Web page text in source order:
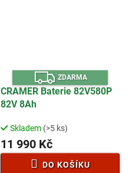
Z
D
A
ZDARMA
CRAMER Baterie 82V580P
82V 8Ah
Skladem (>5 ks)
11 990 Kč
DO KOŠÍKU